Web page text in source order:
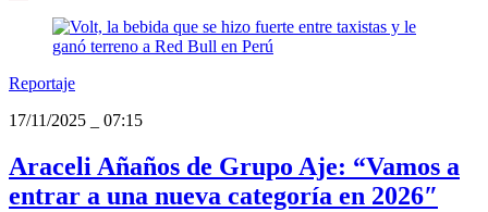
Reportaje
17/11/2025
07:15
Araceli Añaños de Grupo Aje: “Vamos a
entrar a una nueva categoría en 2026″